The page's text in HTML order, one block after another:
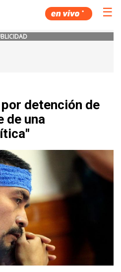
☰
detención de
de una